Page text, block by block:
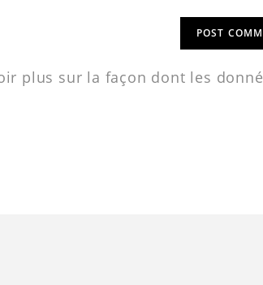
plus sur la façon dont les